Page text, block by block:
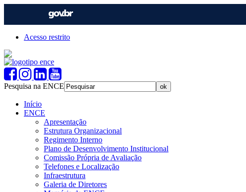
Acesso restrito
Pesquisa na ENCE
Início
ENCE
Apresentação
Estrutura Organizacional
Regimento Interno
Plano de Desenvolvimento Institucional
Comissão Própria de Avaliação
Telefones e Localização
Infraestrutura
Galeria de Diretores